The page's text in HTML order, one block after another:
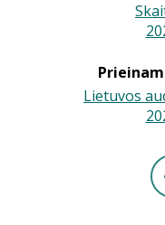
Lietuvos